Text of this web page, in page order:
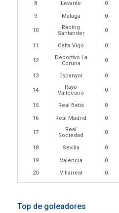
8
Levante 0
9
Malaga 0
10
Racing
Santander
0
11 Celta Vigo 0
12
Deportivo La
Coruna
0
13 Espanyol 0
14
Rayo
Vallecano
0
15 Real Betis 0
16
Real Madrid 0
17
Real
Sociedad
0
18 Sevilla 0
19
Valencia 0
20
Villarreal 0
Top de goleadores